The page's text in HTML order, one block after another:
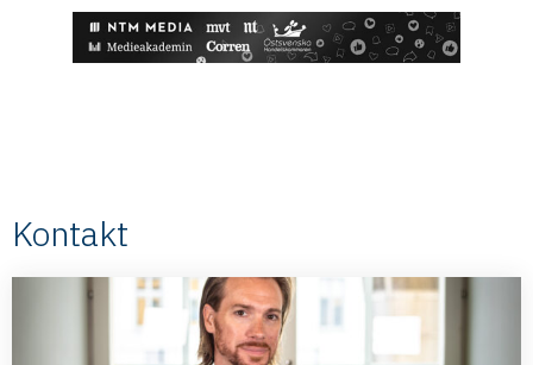
Kontakt